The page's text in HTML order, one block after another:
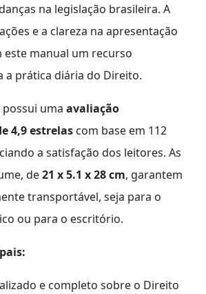
na legislação brasileira. A
e a clareza na apresentação
manual um recurso
a prática diária do Direito.
uma avaliação
4,9 estrelas com base em 112
a satisfação dos leitores. As
de21 x 5.1 x 28 cm, garantem
transportável, seja para o
ou para o escritório.
e completo sobre o Direito